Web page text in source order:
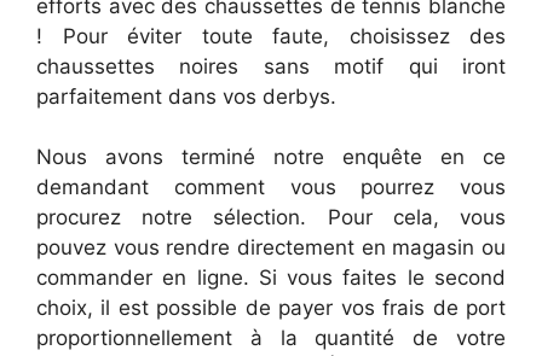
efforts avec des chaussettes de tennis blanche
! Pour éviter toute faute, choisissez des
chaussettes noires sans motif qui iront
parfaitement dans vos derbys.
Nous avons terminé notre enquête en ce
demandant comment vous pourrez vous
procurez notre sélection. Pour cela, vous
pouvez vous rendre directement en magasin ou
commander en ligne. Si vous faites le second
choix, il est possible de payer vos frais de port
proportionnellement à la quantité de votre